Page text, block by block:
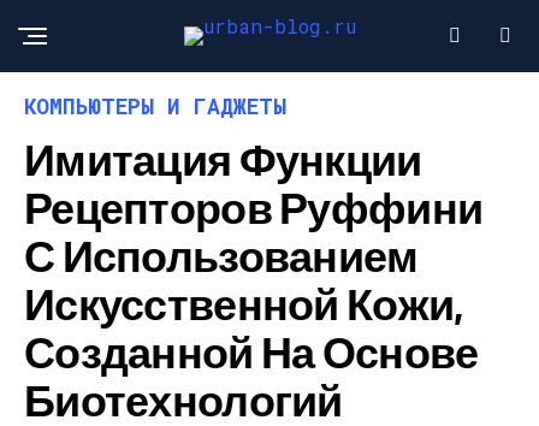
КОМПЬЮТЕРЫ И ГАДЖЕТЫ
Имитация Функции
Рецепторов Руффини
С Использованием
Искусственной Кожи,
Созданной На Основе
Биотехнологий